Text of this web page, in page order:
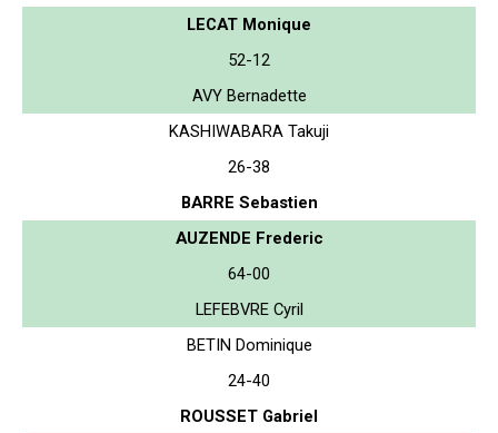
LECAT Monique
52-12
AVY Bernadette
KASHIWABARA Takuji
26-38
BARRE Sebastien
AUZENDE Frederic
64-00
LEFEBVRE Cyril
BETIN Dominique
24-40
ROUSSET Gabriel